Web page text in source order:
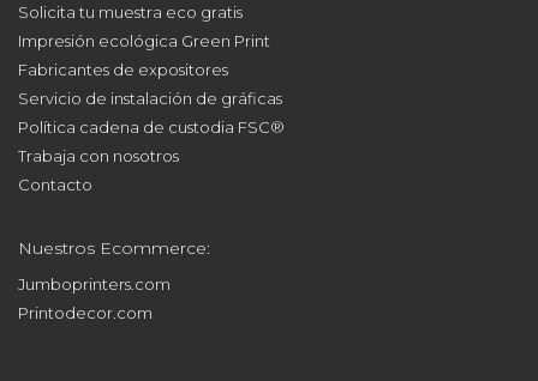
Solicita tu muestra eco gratis
Impresión ecológica Green Print
Fabricantes de expositores
Servicio de instalación de gráficas
Política cadena de custodia FSC®
Trabaja con nosotros
Contacto
Nuestros Ecommerce:
Jumboprinters.com
Printodecor.com